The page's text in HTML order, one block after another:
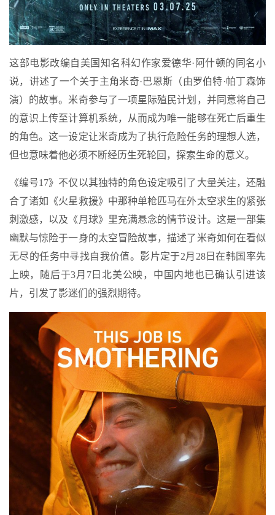
这部电影改编自美国知名科幻作家爱德华·阿什顿的同名小
说，讲述了一个关于主角米奇·巴恩斯（由罗伯特·帕丁森饰
演）的故事。米奇参与了一项星际殖民计划，并同意将自己
的意识上传至计算机系统，从而成为唯一能够在死亡后重生
的角色。这一设定让米奇成为了执行危险任务的理想人选，
但也意味着他必须不断经历生死轮回，探索生命的意义。
《编号17》不仅以其独特的角色设定吸引了大量关注，还融
合了诸如《火星救援》中那种单枪匹马在外太空求生的紧张
刺激感，以及《月球》里充满悬念的情节设计。这是一部集
幽默与惊险于一身的太空冒险故事，描述了米奇如何在看似
无尽的任务中寻找自我价值。影片定于2月28日在韩国率先
上映，随后于3月7日北美公映，中国内地也已确认引进该
片，引发了影迷们的强烈期待。